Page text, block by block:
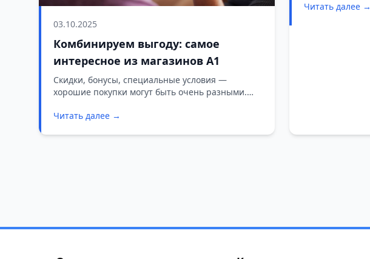
03.10.2025
Комбинируем выгоду: самое
интересное из магазинов А1
Скидки, бонусы, специальные условия —
хорошие покупки могут быть очень разными.
секретами выгодных приобретений в нашей
Читать далее →
Читать далее →